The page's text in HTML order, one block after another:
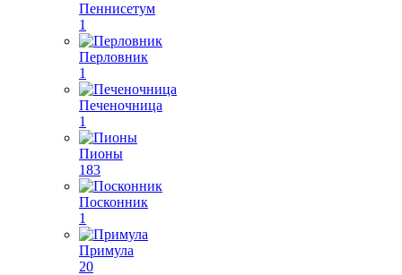
Пеннисетум
1
Перловник
1
Печеночница
1
Пионы
183
Посконник
1
Примула
20